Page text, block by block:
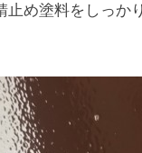
め塗料をしっ